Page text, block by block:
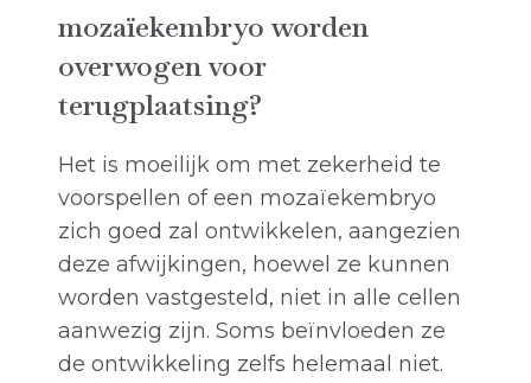
mozaïekembryo worden
overwogen voor
terugplaatsing?
Het is moeilijk om met zekerheid te
voorspellen of een mozaïekembryo
zich goed zal ontwikkelen, aangezien
deze afwijkingen, hoewel ze kunnen
worden vastgesteld, niet in alle cellen
aanwezig zijn. Soms beïnvloeden ze
de ontwikkeling zelfs helemaal niet.